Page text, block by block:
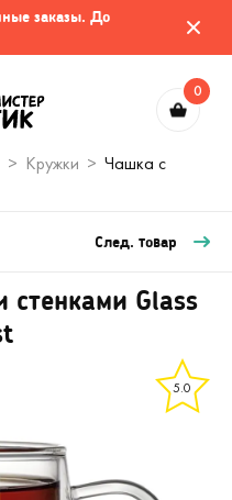
заказы. До
0
Кружки
Чашка с
След. товар
Glass
5.0